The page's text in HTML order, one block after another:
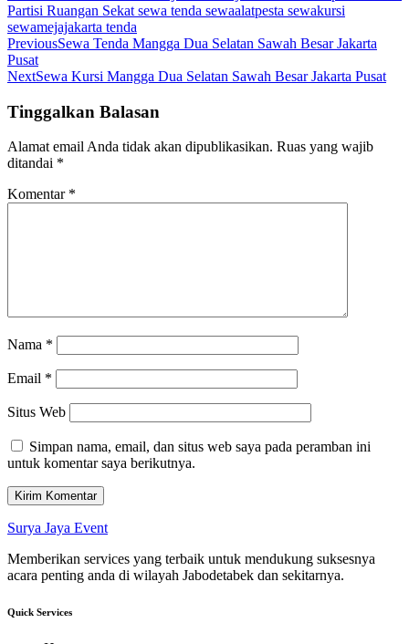
Partisi Ruangan Sekat sewa tenda sewaalatpesta sewakursi
sewamejajakarta tenda
PreviousSewa Tenda Mangga Dua Selatan Sawah Besar Jakarta
Pusat
NextSewa Kursi Mangga Dua Selatan Sawah Besar Jakarta Pusat
Tinggalkan Balasan
Alamat email Anda tidak akan dipublikasikan. Ruas yang wajib
ditandai *
Komentar *
Nama *
Email *
Situs Web
Simpan nama, email, dan situs web saya pada peramban ini
untuk komentar saya berikutnya.
Surya Jaya Event
Memberikan services yang terbaik untuk mendukung suksesnya
acara penting anda di wilayah Jabodetabek dan sekitarnya.
Quick Services